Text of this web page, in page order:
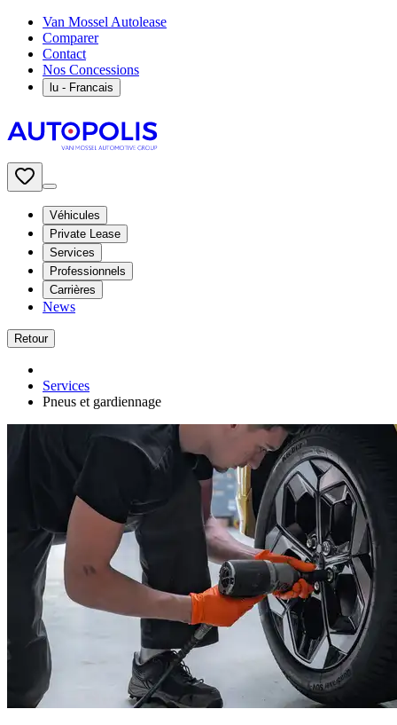
Van Mossel Autolease
Comparer
Contact
Nos Concessions
lu - Francais
Véhicules
Private Lease
Services
Professionnels
Carrières
News
Retour
Services
Pneus et gardiennage